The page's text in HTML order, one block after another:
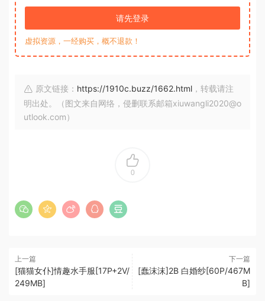
请先登录
虚拟资源，一经购买，概不退款！
原文链接： https://1910c.buzz/1662.html ，转载请注
明出处。（图文来自网络，侵删联系邮箱xiuwangli2020@o
utlook.com）
0
上一篇
[猫猫女仆]情趣水手服[17P+2V/
249MB]
下一篇
[蠢沫沫]2B 白婚纱[60P/467M
B]